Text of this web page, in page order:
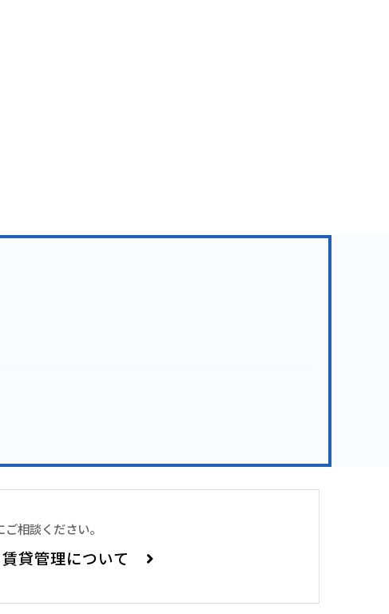
。
,エアコン,TVモニター付インターフォン,BS,CS,CATV,光フ
相談ください。
賃貸管理について